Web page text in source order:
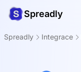
Spreadly
Spreadly Integrace